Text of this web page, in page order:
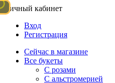
Личный кабинет
Вход
Регистрация
Сейчас в магазине
Все букеты
C розами
С альстромерией